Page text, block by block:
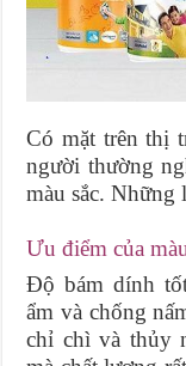
Có mặt trên thị
người thường
màu sắc. Những
Ưu điểm của
Độ bám dính
ẩm và chống
chỉ chì và thủy